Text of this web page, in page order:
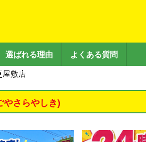
選ばれる理由 よくある質問
屋敷店
やさらやしき)